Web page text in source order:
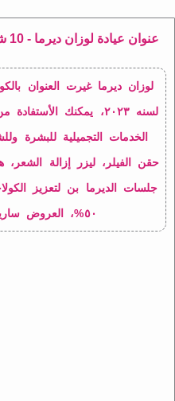
عنوان عيادة لوزان ديرما - 10 شارع سعيد بن المسيب، السالمية
لوزان ديرما غيرت العنوان
لسنه ٢٠٢٣، يمكنك
الخدمات التجميلية للبشرة
حقن الفيلر، ليزر إزالة الشعر،
جلسات الديرما بن لتعزيز
٥٠%، العروض سارية حتي شهر ١/٢٠٢٣